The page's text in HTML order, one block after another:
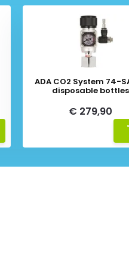
ADA CO2 System 74-
disposable bottles
€ 279,90